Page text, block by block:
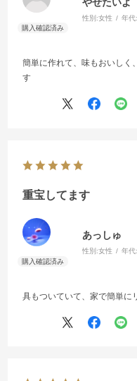
性別:女性 年代
簡単に作れて、味もおいしく
す
重宝してます
あっしゅ
性別:女性 年代
具もついていて、家で簡単に